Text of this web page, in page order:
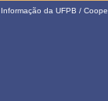
da UFPB /